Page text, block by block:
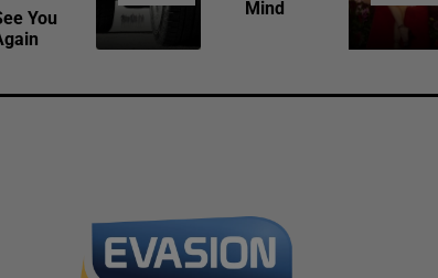
You
Mind